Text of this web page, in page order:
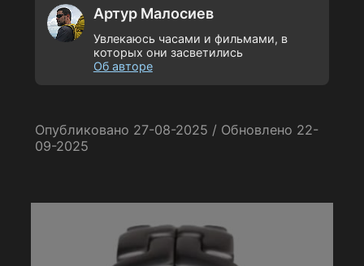
Артур Малосиев
Увлекаюсь часами и фильмами, в
которых они засветились
Об авторе
Опубликовано 27-08-2025 / Обновлено 22-
09-2025